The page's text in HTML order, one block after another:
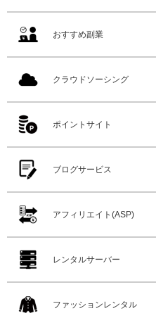
おすすめ副業
クラウドソーシング
ポイントサイト
ブログサービス
アフィリエイト(ASP)
レンタルサーバー
ファッションレンタル